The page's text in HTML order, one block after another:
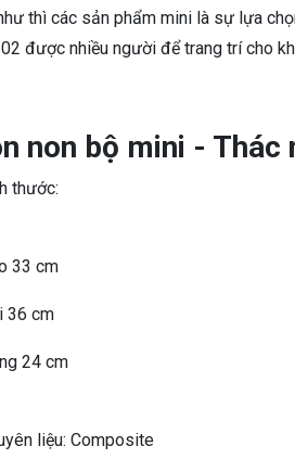
thì các sản phẩm mini là sự lựa
được nhiều người để trang trí cho
non bộ mini -
thước:
33 cm
36 cm
24 cm
liệu: Composite